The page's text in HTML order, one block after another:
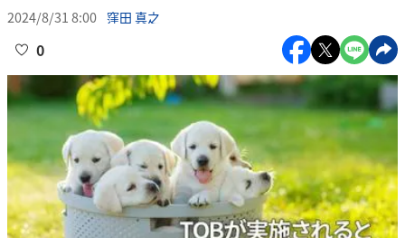
2024/8/31 8:00 窪田 真之
0